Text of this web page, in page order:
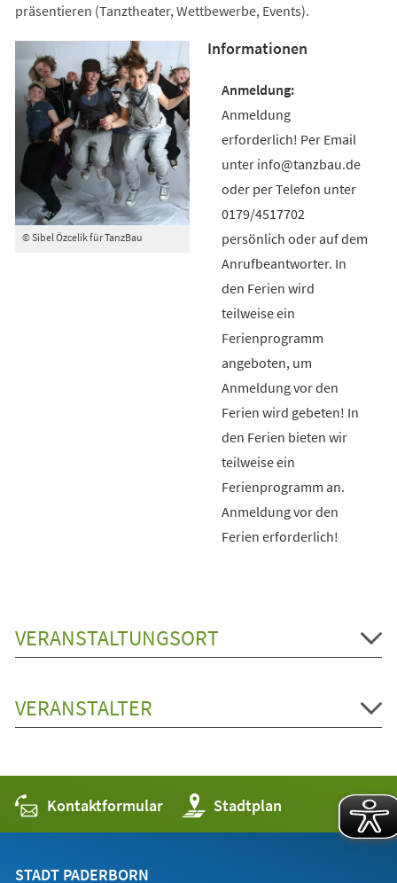
präsentieren (Tanztheater, Wettbewerbe, Events).
© Sibel Özcelik für TanzBau
Informationen
Anmeldung
erforderlich! Per Email
unter info@tanzbau.de
oder per Telefon unter
0179/4517702
persönlich oder auf dem
Anrufbeantworter. In
den Ferien wird
teilweise ein
Ferienprogramm
angeboten, um
Anmeldung vor den
Ferien wird gebeten! In
den Ferien bieten wir
teilweise ein
Ferienprogramm an.
Anmeldung vor den
Ferien erforderlich!
VERANSTALTUNGSORT
VERANSTALTER
Kontaktformular Stadtplan
(Öffnet
in
einem
STADT PADERBORN